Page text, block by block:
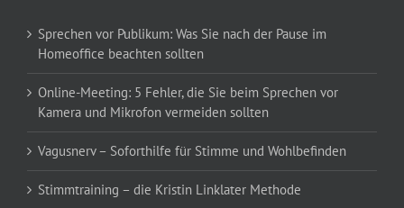
Sprechen vor Publikum: Was Sie nach der Pause im
Homeoffice beachten sollten
Online-Meeting: 5 Fehler, die Sie beim Sprechen vor
Kamera und Mikrofon vermeiden sollten
Vagusnerv – Soforthilfe für Stimme und Wohlbefinden
Stimmtraining – die Kristin Linklater Methode